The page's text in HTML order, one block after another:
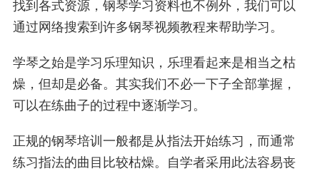
找到各式资源，钢琴学习资料也不例外，我们可以
通过网络搜索到许多钢琴视频教程来帮助学习。
学琴之始是学习乐理知识，乐理看起来是相当之枯
燥，但却是必备。其实我们不必一下子全部掌握，
可以在练曲子的过程中逐渐学习。
正规的钢琴培训一般都是从指法开始练习，而通常
练习指法的曲目比较枯燥。自学者采用此法容易丧